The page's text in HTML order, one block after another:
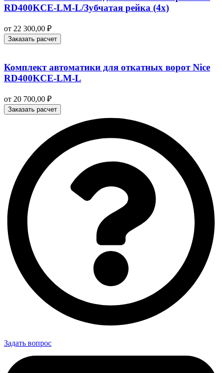
RD400KCE-LM-L/Зубчатая рейка (4x)
от 22 300,00 ₽
Заказать расчет
Комплект автоматики для откатных ворот Nice
RD400KCE-LM-L
от 20 700,00 ₽
Заказать расчет
Задать вопрос